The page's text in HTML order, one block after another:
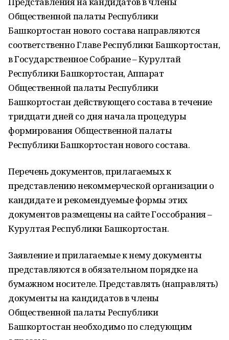
Общественной палаты Республики
Башкортостан нового состава направляются
соответственно Главе Республики Башкортостан,
в Государственное Собрание – Курултай
Республики Башкортостан, Аппарат
Общественной палаты Республики
Башкортостан действующего состава в течение
тридцати дней со дня начала процедуры
формирования Общественной палаты
Республики Башкортостан нового состава.
Перечень документов, прилагаемых к
представлению некоммерческой организации о
кандидате и рекомендуемые формы этих
документов размещены на сайте Госсобрания –
Курултая Республики Башкортостан.
Заявление и прилагаемые к нему документы
представляются в обязательном порядке на
бумажном носителе. Представлять (направлять)
документы на кандидатов в члены
Общественной палаты Республики
Башкортостан необходимо по следующим